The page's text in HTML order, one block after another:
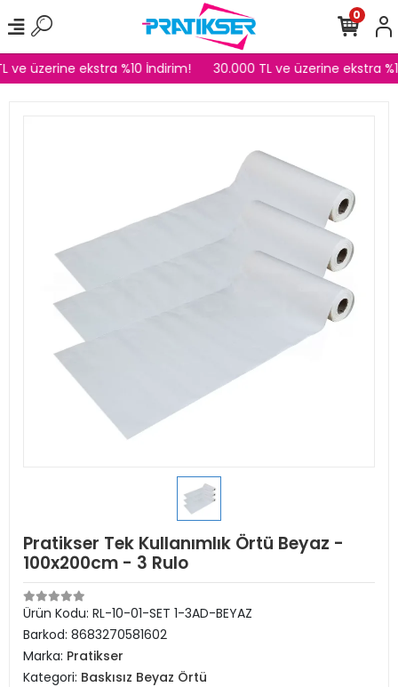
ve üzerine ekstra %10 İndirim! 30.000 TL ve üzerine ekstra
0
Pratikser Tek Kullanımlık Örtü Beyaz -
100x200cm - 3 Rulo
Ürün Kodu: RL-10-01-SET 1-3AD-BEYAZ
Barkod: 8683270581602
Marka: Pratikser
Kategori: Baskısız Beyaz Örtü